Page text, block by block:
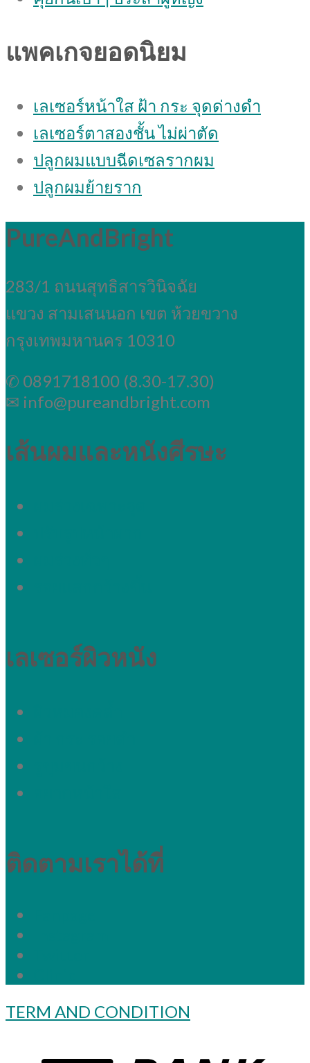
แพคเกจยอดนิยม
เลเซอร์หน้าใส ฝ้า กระ จุดด่างดํา
เลเซอร์ตาสองชั้น ไม่ผ่าตัด
ปลูกผมแบบฉีดเซลรากผม
ปลูกผมย้ายราก
PureAndBright
283/1 ถนนสุทธิสารวินิจฉัย
แขวง สามเสนนอก เขต ห้วยขวาง
กรุงเทพมหานคร 10310
✆ 0891718100 (8.30-17.30)
✉ info@pureandbright.com
เส้นผมและหนังศีรษะ
เลเซอร์ผิวหนัง
ติดตามเราได้ที่
TERM AND CONDITION